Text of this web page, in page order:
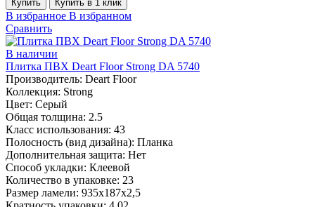
Купить Купить в 1 клик
В избранное В избранном
Сравнить
В наличии
Плитка ПВХ Deart Floor Strong DA 5740
Производитель: Deart Floor
Коллекция: Strong
Цвет: Серый
Общая толщина: 2.5
Класс использования: 43
Полосность (вид дизайна): Планка
Дополнительная защита: Нет
Способ укладки: Клеевой
Количество в упаковке: 23
Размер ламели: 935х187х2,5